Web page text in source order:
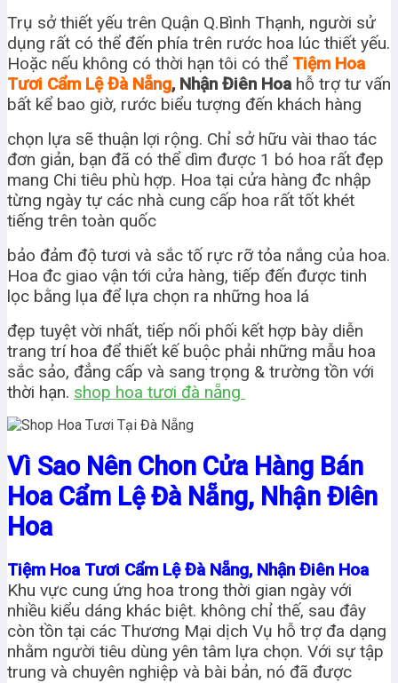
Trụ sở thiết yếu trên Quận Q.Bình Thạnh, người sử
dụng rất có thể đến phía trên rước hoa lúc thiết yếu.
Hoặc nếu không có thời hạn tôi có thể Tiệm Hoa
Tươi Cẩm Lệ Đà Nẵng, Nhận Điên Hoa hỗ trợ tư vấn
bất kể bao giờ, rước biểu tượng đến khách hàng
chọn lựa sẽ thuận lợi rộng. Chỉ sở hữu vài thao tác
đơn giản, bạn đã có thể dìm được 1 bó hoa rất đẹp
mang Chi tiêu phù hợp. Hoa tại cửa hàng đc nhập
từng ngày tự các nhà cung cấp hoa rất tốt khét
tiếng trên toàn quốc
bảo đảm độ tươi và sắc tố rực rỡ tỏa nắng của hoa.
Hoa đc giao vận tới cửa hàng, tiếp đến được tinh
lọc bằng lụa để lựa chọn ra những hoa lá
đẹp tuyệt vời nhất, tiếp nối phối kết hợp bày diễn
trang trí hoa để thiết kế buộc phải những mẫu hoa
sắc sảo, đẳng cấp và sang trọng & trường tồn với
thời hạn. shop hoa tươi đà nẵng
Vì Sao Nên Chon Cửa Hàng Bán
Hoa Cẩm Lệ Đà Nẵng, Nhận Điên
Hoa
Tiệm Hoa Tươi Cẩm Lệ Đà Nẵng, Nhận Điên Hoa
Khu vực cung ứng hoa trong thời gian ngày với
nhiều kiểu dáng khác biệt. không chỉ thế, sau đây
còn tồn tại các Thương Mại dịch Vụ hỗ trợ đa dạng
nhằm người tiêu dùng yên tâm lựa chọn. Với sự tập
trung và chuyên nghiệp và bài bản, nó đã được